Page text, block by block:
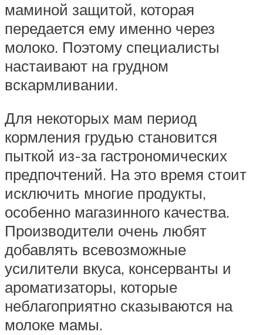
маминой защитой, которая
передается ему именно через
молоко. Поэтому специалисты
настаивают на грудном
вскармливании.
Для некоторых мам период
кормления грудью становится
пыткой из-за гастрономических
предпочтений. На это время стоит
исключить многие продукты,
особенно магазинного качества.
Производители очень любят
добавлять всевозможные
усилители вкуса, консерванты и
ароматизаторы, которые
неблагоприятно сказываются на
молоке мамы.